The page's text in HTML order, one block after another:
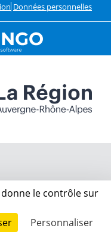
Données personnelles
le contrôle sur
Personnaliser